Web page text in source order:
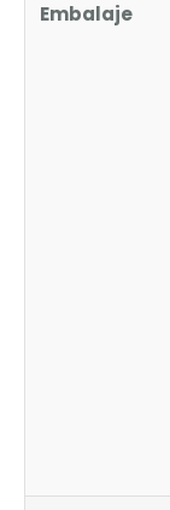
Embalaje